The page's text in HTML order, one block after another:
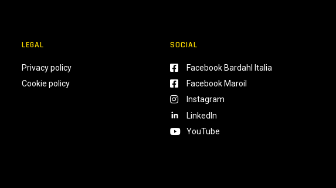
LEGAL
Privacy policy
Cookie policy
SOCIAL
Facebook Bardahl Italia
Facebook Maroil
Instagram
LinkedIn
YouTube